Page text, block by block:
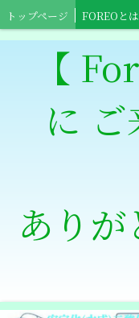
トップページ FOREOとは
【Foreo】高齢者介護用
小
スポーツ全般用ショップ
【
に ご
あり